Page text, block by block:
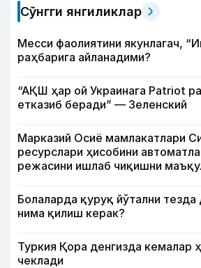
Сўнгги янгиликлар
Месси фаолиятини якунлагач,
раҳбарига айланадими?
“АҚШ ҳар ой Украинага Patriot
етказиб беради” — Зеленский
Марказий Осиё мамлакатлари
ресурслари ҳисобини
режасини ишлаб чиқишни
Болаларда қуруқ йўтални
нима қилиш керак?
Туркия Қора денгизда кемалар
чеклади